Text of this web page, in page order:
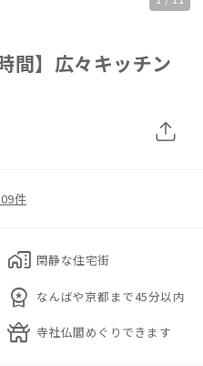
間】広々キッチン
件
home_work 閑静な住宅街
workspace_premium なんばや京都まで45分以内
temple_buddhist 寺社仏閣めぐりできます